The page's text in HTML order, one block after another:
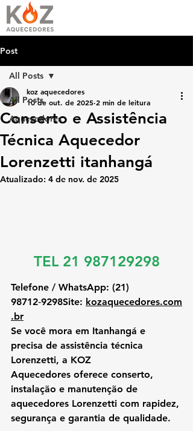
Post
All Posts
Aquecedores
All Posts
Conserto e Assistência
Técnica Aquecedor
Lorenzetti itanhangá
koz aquecedores
10 de out. de 2025 2 min de leitura
Atualizado: 4 de nov. de 2025
TEL 21 987129298
Telefone / WhatsApp: (21)
98712‑9298Site: kozaquecedores.com
.br
Se você mora em Itanhangá e
precisa de assistência técnica
Lorenzetti, a KOZ
Aquecedores oferece conserto,
instalação e manutenção de
aquecedores Lorenzetti com rapidez,
segurança e garantia de qualidade.